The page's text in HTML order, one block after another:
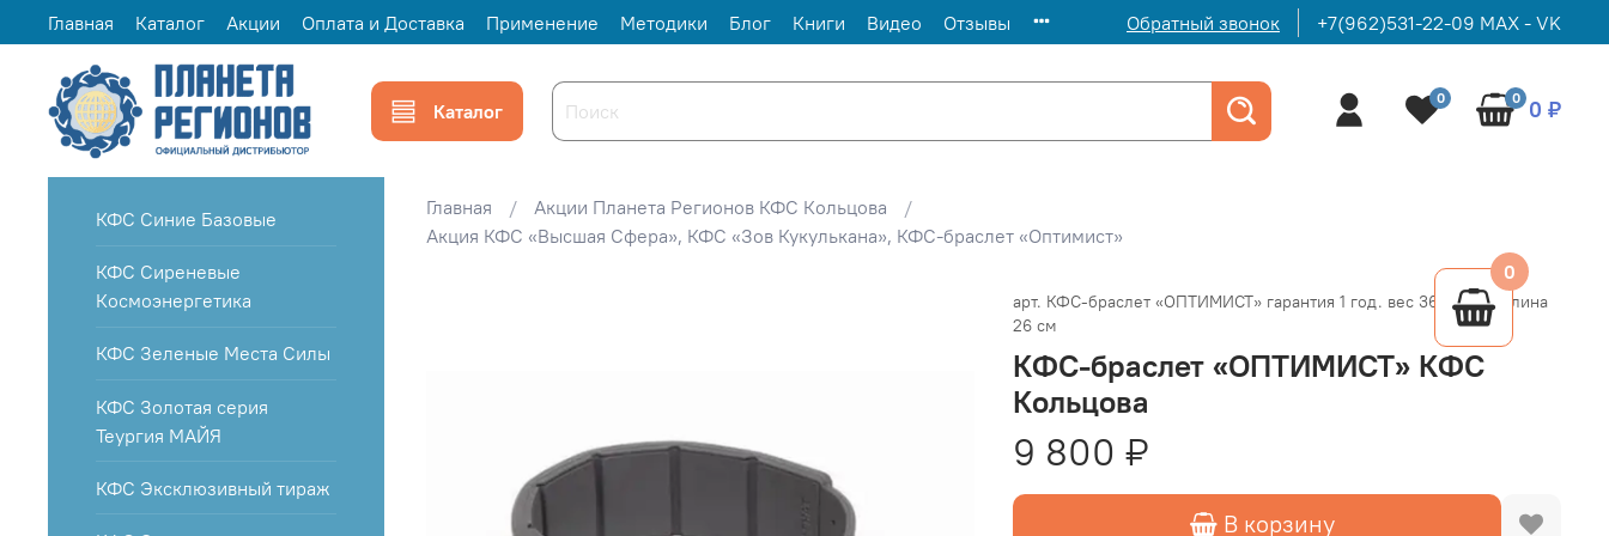
Главная Каталог Акции Оплата и Доставка Применение Методики Блог Книги Видео Отзывы Обратный звонок +7(962)531-22-09 MAX - VK
Каталог
0 0 0 ₽
Главная
Акции Планета Регионов КФС Кольцова
Акция КФС «Высшая Сфера», КФС «Зов Кукулькана», КФС-браслет «Оптимист»
арт. КФС-браслет «ОПТИМИСТ» гарантия 1 год. вес 36 грамм. длина
26 см
КФС-браслет «ОПТИМИСТ» КФС
Кольцова
9 800 ₽
В корзину
КФС Синие Базовые
КФС Сиреневые
Космоэнергетика
КФС Зеленые Места Силы
КФС Золотая серия
Теургия МАЙЯ
КФС Эксклюзивный тираж
0